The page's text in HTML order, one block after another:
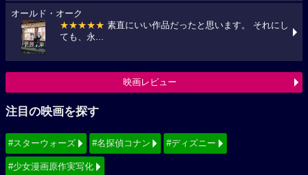
オールド・オーク
★★★★★ 素直にいい作品だったと思います。 それにし
ても、永...
映画レビュー
注目の映画を探す
#スターウォーズ #名探偵コナン #ディズニー
#少女漫画原作実写化